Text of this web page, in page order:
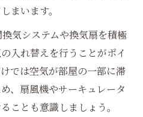
まいます。
気システムや換気扇を積極
入れ替えを行うことがポイ
では空気が部屋の一部に滞
、扇風機やサーキュレータ
ことも意識しましょう。